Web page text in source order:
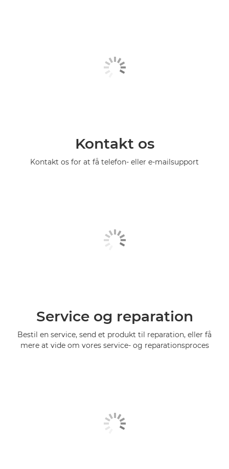
Kontakt os
Kontakt os for at få telefon- eller e-mailsupport
Service og reparation
Bestil en service, send et produkt til reparation, eller få
mere at vide om vores service- og reparationsproces